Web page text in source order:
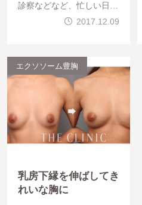
診察などなど、忙しい日々
が続いております。今日は
、コンデンスリッチ（CRF
性で
2017.12.09
エクソソーム豊胸
乳房下縁を伸ばしてき
れいな胸に